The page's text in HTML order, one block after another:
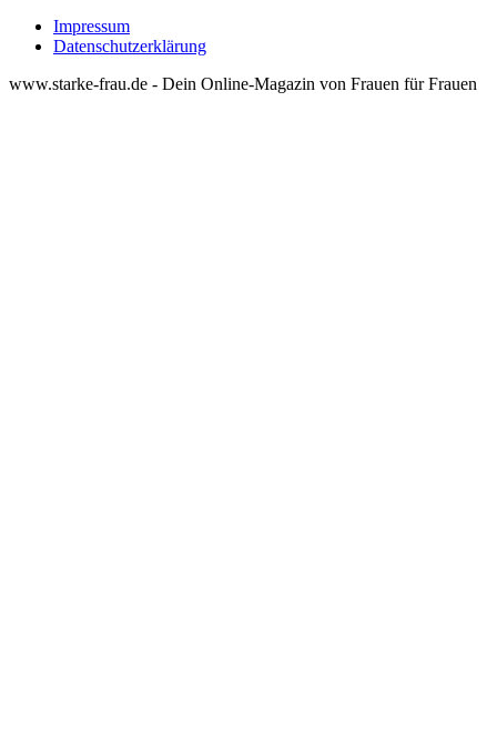
Impressum
Datenschutzerklärung
www.starke-frau.de - Dein Online-Magazin von Frauen für Frauen